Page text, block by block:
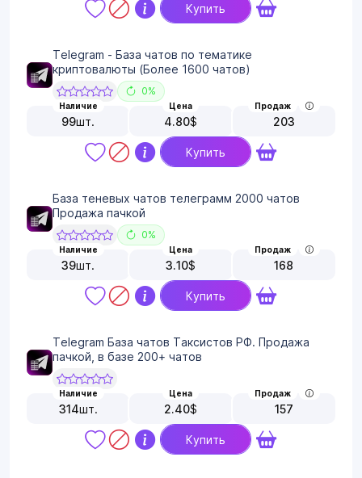
Купить
Telegram - База чатов по тематике
криптовалюты (Более 1600 чатов)
0%
Наличие
99шт.
Цена
4.80$
Продаж
203
Купить
База теневых чатов телеграмм 2000 чатов
Продажа пачкой
0%
Наличие
39шт.
Цена
3.10$
Продаж
168
Купить
Telegram База чатов Таксистов РФ. Продажа
пачкой, в базе 200+ чатов
Наличие
314шт.
Цена
2.40$
Продаж
157
Купить